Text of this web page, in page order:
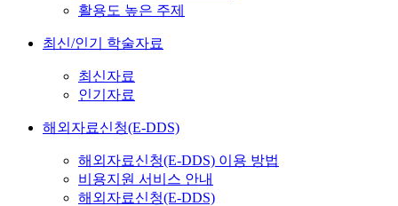
활용도 높은 주제
최신/인기 학술자료
최신자료
인기자료
해외자료신청(E-DDS)
해외자료신청(E-DDS) 이용 방법
비용지원 서비스 안내
해외자료신청(E-DDS)